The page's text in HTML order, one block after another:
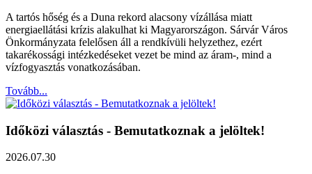
A tartós hőség és a Duna rekord alacsony vízállása miatt
energiaellátási krízis alakulhat ki Magyarországon. Sárvár Város
Önkormányzata felelősen áll a rendkívüli helyzethez, ezért
takarékossági intézkedéseket vezet be mind az áram-, mind a
vízfogyasztás vonatkozásában.
Tovább...
Időközi választás - Bemutatkoznak a jelöltek!
2026.07.30